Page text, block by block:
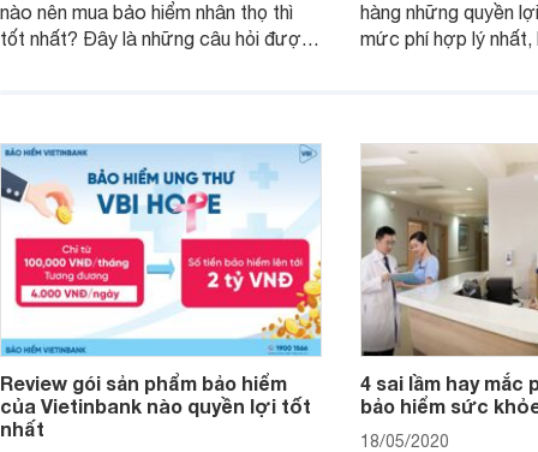
nào nên mua bảo hiểm nhân thọ thì
tốt nhất? Đây là những câu hỏi được
trả lời chính xác nhất, bạn hãy tham
khảo bài viết này.
hàng những quyền
mức phí hợp lý
sự quan tâm và lựa
Review gói sản phẩm bảo hiểm
của Vietinbank nào quyền lợi tốt
nhất
4 sai lầm hay mắc
bảo hiểm sức
18/05/2020